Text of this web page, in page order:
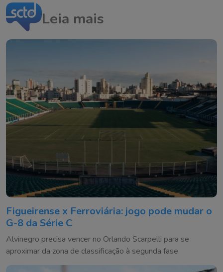
Leia mais
Figueirense x Ferroviária: jogo pode mudar o
G-8 da Série C
Alvinegro precisa vencer no Orlando Scarpelli para se
aproximar da zona de classificação à segunda fase